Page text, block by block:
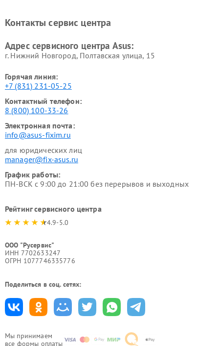
Мы принимаем
все формы оплаты
Контакты сервис центра
Адрес сервисного центра Asus:
г. Нижний Новгород, Полтавская улица, 15
Горячая линия:
+7 (831) 231-05-25
Контактный телефон:
8 (800) 100-33-26
Электронная почта:
info@asus-fixim.ru
для юридических лиц
manager@fix-asus.ru
График работы:
ПН-ВСК с 9:00 до 21:00 без перерывов и выходных
Рейтинг сервисного центра
4.9-5.0
ООО "Русервис"
ИНН 7702633247
ОГРН 1077746335776
Поделиться в соц. сетях: